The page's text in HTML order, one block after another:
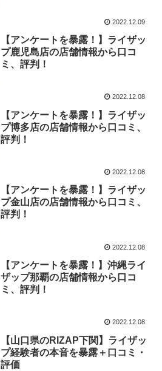
2022.12.09
【アンケートを暴露！】ライザッ
プ鹿児島店の店舗情報から口コ
ミ、評判！
2022.12.08
【アンケートを暴露！】ライザッ
プ博多店の店舗情報から口コミ、
評判！
2022.12.08
【アンケートを暴露！】ライザッ
プ金山店の店舗情報から口コミ、
評判！
2022.12.08
【アンケートを暴露！】沖縄ライ
ザップ那覇の店舗情報から口コ
ミ、評判！
2022.12.08
【山口県のRIZAP下関】ライザッ
プ経験者の本音を暴露＋口コミ・
評価